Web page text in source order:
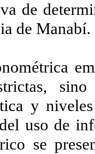
de
de Manabí.
y
uso de
se